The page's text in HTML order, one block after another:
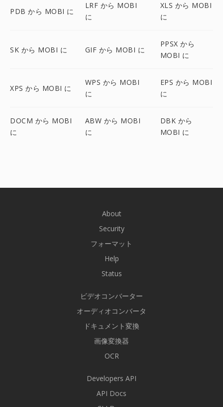
PDB から MOBI に
LRF から MOBI
に
XLS から MOBI
に
SK から MOBI に GIF から MOBI に
PPSX から
MOBI に
XPS から MOBI に
WPS から MOBI
に
EPS から MOBI
に
DOCM から MOBI
に
ABW から MOBI
に
DBK から
MOBI に
About
Security
フォーマット
Help
Status
ビデオコンバーター
オーディオコンバータ
ドキュメント変換
画像変換器
OCR
Developers API
API Docs